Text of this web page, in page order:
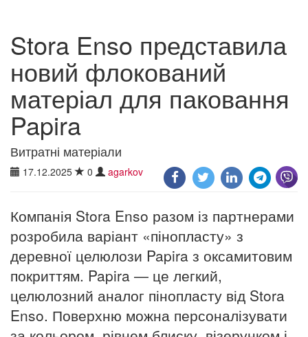
Stora Enso представила
новий флокований
матеріал для паковання
Papira
Витратні матеріали
17.12.2025 0 agarkov
Компанія Stora Enso разом із партнерами
розробила варіант «пінопласту» з
деревної целюлози Papira з оксамитовим
покриттям. Papira — це легкий,
целюлозний аналог пінопласту від Stora
Enso. Поверхню можна персоналізувати